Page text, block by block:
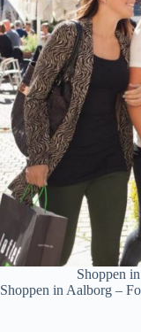
Shoppen
Shoppen in Aalborg –